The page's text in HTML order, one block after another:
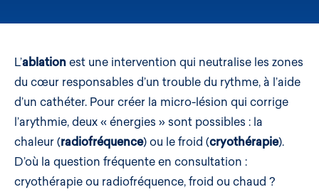
L’ablationest une intervention qui neutralise les zones
du cœur responsables d’un trouble du rythme, à l’aide
d’un cathéter. Pour créer la micro-lésion qui corrige
l’arythmie, deux « énergies » sont possibles : la
chaleur (radiofréquence) ou le froid (cryothérapie).
D’où la question fréquente en consultation :
cryothérapie ou radiofréquence, froid ou chaud ?